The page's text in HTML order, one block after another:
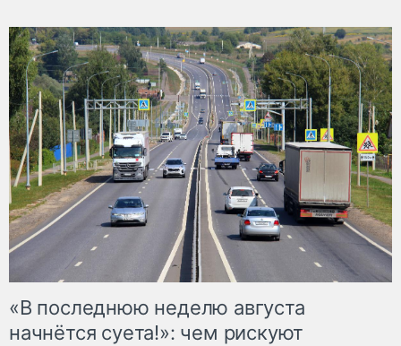
«В последнюю неделю августа
начнётся суета!»: чем рискуют